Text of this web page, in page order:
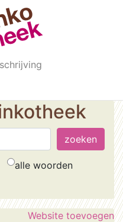
alle woorden
Website toevoegen